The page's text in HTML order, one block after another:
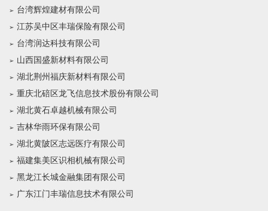
台湾辉煌建材有限公司
江苏吴中区丰瑞保险有限公司
台湾润达科技有限公司
山西国盛新材料有限公司
湖北荆州福庆新材料有限公司
重庆北碚区龙飞信息技术股份有限公司
湖北黄石卓越机械有限公司
吉林华雨环保有限公司
湖北黄陂区志远医疗有限公司
福建集美区识相机械有限公司
黑龙江长城金融集团有限公司
广东江门丰瑞信息技术有限公司